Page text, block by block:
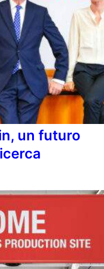
un futuro